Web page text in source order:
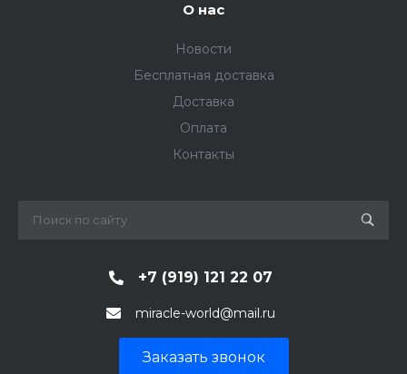
О нас
Новости
Бесплатная доставка
Доставка
Оплата
Контакты
+7 (919) 121 22 07
miracle-world@mail.ru
Заказать звонок